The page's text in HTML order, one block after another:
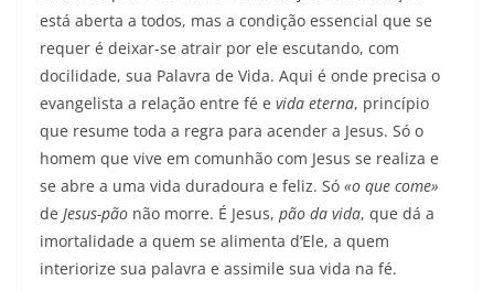
está aberta a todos, mas a condição essencial que se
requer é deixar-se atrair por ele escutando, com
docilidade, sua Palavra de Vida. Aqui é onde precisa o
evangelista a relação entre fé e vida eterna, princípio
que resume toda a regra para acender a Jesus. Só o
homem que vive em comunhão com Jesus se realiza e
se abre a uma vida duradoura e feliz. Só «o que come»
de Jesus-pão não morre. É Jesus, pão da vida, que dá a
imortalidade a quem se alimenta d’Ele, a quem
interiorize sua palavra e assimile sua vida na fé.